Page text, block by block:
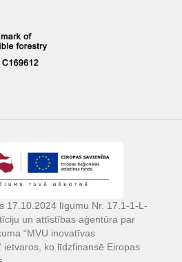
17.10.2024 līgumu Nr. 17.1-1-L-
un attīstības aģentūra par
“MVU inovatīvas
ko līdzfinansē Eiropas